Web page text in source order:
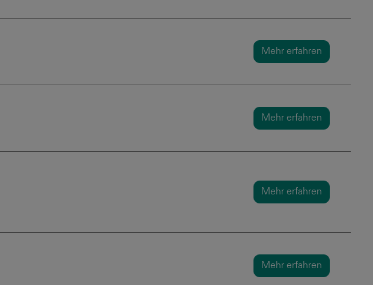
Mehr erfahren
Mehr erfahren
Mehr erfahren
Mehr erfahren